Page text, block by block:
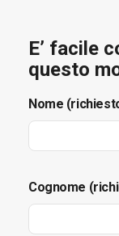
E’ facile
questo
Nome
Cognome